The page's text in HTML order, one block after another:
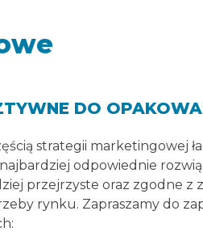
DO
strategii marketingowej
odpowiednie
przejrzyste oraz zgodne z
rynku. Zapraszamy do